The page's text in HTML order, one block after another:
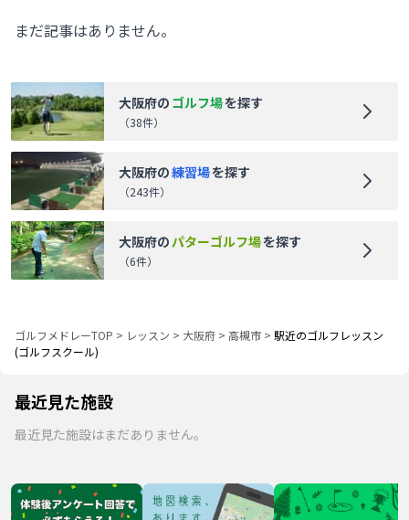
まだ記事はありません。
大阪府の ゴルフ場を探す
（38件）
大阪府の練習場を探す
（243件）
大阪府のパターゴルフ場を探す
（6件）
ゴルフメドレーTOP > レッスン > 大阪府 > 高槻市 > 駅近のゴルフレッスン
(ゴルフスクール)
最近見た施設
最近見た施設はまだありません。